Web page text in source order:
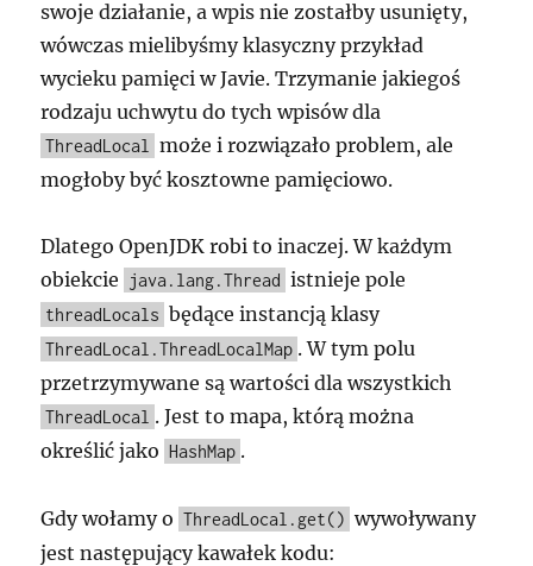
swoje działanie, a wpis nie zostałby usunięty,
wówczas mielibyśmy klasyczny przykład
wycieku pamięci w Javie. Trzymanie jakiegoś
rodzaju uchwytu do tych wpisów dla
ThreadLocal
może i rozwiązało problem, ale
mogłoby być kosztowne pamięciowo.
Dlatego OpenJDK robi to inaczej. W każdym
obiekcie
java.lang.Thread istnieje pole
threadLocals będące instancją klasy
ThreadLocal.ThreadLocalMap . W tym polu
przetrzymywane są wartości dla wszystkich
ThreadLocal . Jest to mapa, którą można
określić jako HashMap .
Gdy wołamy o ThreadLocal.get() wywoływany
jest następujący kawałek kodu: